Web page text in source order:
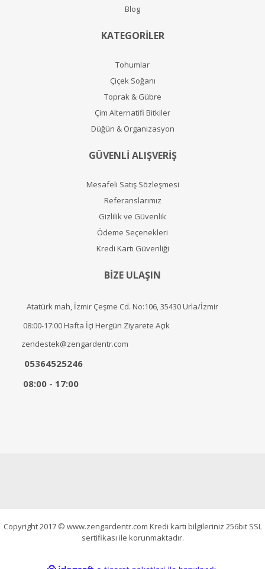
Blog
KATEGORİLER
Tohumlar
Çiçek Soğanı
Toprak & Gübre
Çim Alternatifi Bitkiler
Düğün & Organizasyon
GÜVENLİ ALIŞVERİŞ
Mesafeli Satış Sözleşmesi
Referanslarımız
Gizlilik ve Güvenlik
Ödeme Seçenekleri
Kredi Kartı Güvenliği
BİZE ULAŞIN
Atatürk mah, İzmir Çeşme Cd. No:106, 35430 Urla/İzmir
08:00-17:00 Hafta İçi Hergün Ziyarete Açık
zendestek@zengardentr.com
05364525246
08:00 - 17:00
Copyright 2017 © www.zengardentr.com Kredi kartı bilgileriniz 256bit SSL
sertifikası ile korunmaktadır.